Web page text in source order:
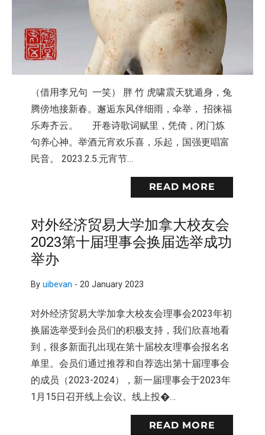
（借用李兄句 一笑） 胖 竹 虎啸震天犹遁身，兔
腾傍地接新春。邂逅东风伴细雨，伞举， 招徕福
乐寿齐云。 开卷诗歌词赋里，凭倚，闭门炼
句养心神。举酒元宵欢乐喜，乐起，国强更唱富
民音。 2023.2.5.元宵节…
READ MORE
对外经济贸易大学加拿大校友会
2023第十届理事会换届选举成功
举办
By uibevan - 20 January 2023
对外经济贸易大学加拿大校友会理事会2023年初
换届选举受到会员们的积极支持，我们欣喜地看
到，很多新面孔出现在第十届校友理事会报名名
单里。会员们通过推荐和自荐选出第十届理事会
的成员（2023-2024），新一届理事会于2023年
1月15日召开线上会议。线上投�…
READ MORE